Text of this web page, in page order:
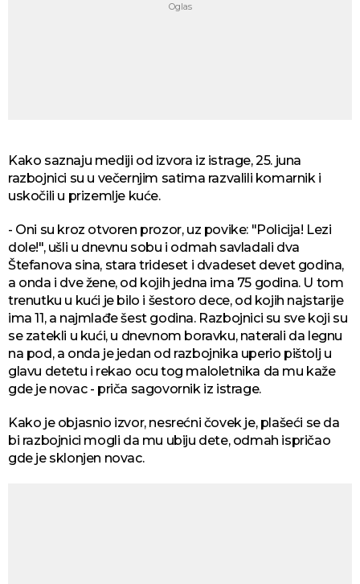
Kako saznaju mediji od izvora iz istrage, 25. juna
razbojnici su u večernjim satima razvalili komarnik i
uskočili u prizemlje kuće.
- Oni su kroz otvoren prozor, uz povike: "Policija! Lezi
dole!", ušli u dnevnu sobu i odmah savladali dva
Štefanova sina, stara trideset i dvadeset devet godina,
a onda i dve žene, od kojih jedna ima 75 godina. U tom
trenutku u kući je bilo i šestoro dece, od kojih najstarije
ima 11, a najmlađe šest godina. Razbojnici su sve koji su
se zatekli u kući, u dnevnom boravku, naterali da legnu
na pod, a onda je jedan od razbojnika uperio pištolj u
glavu detetu i rekao ocu tog maloletnika da mu kaže
gde je novac - priča sagovornik iz istrage.
Kako je objasnio izvor, nesrećni čovek je, plašeći se da
bi razbojnici mogli da mu ubiju dete, odmah ispričao
gde je sklonjen novac.